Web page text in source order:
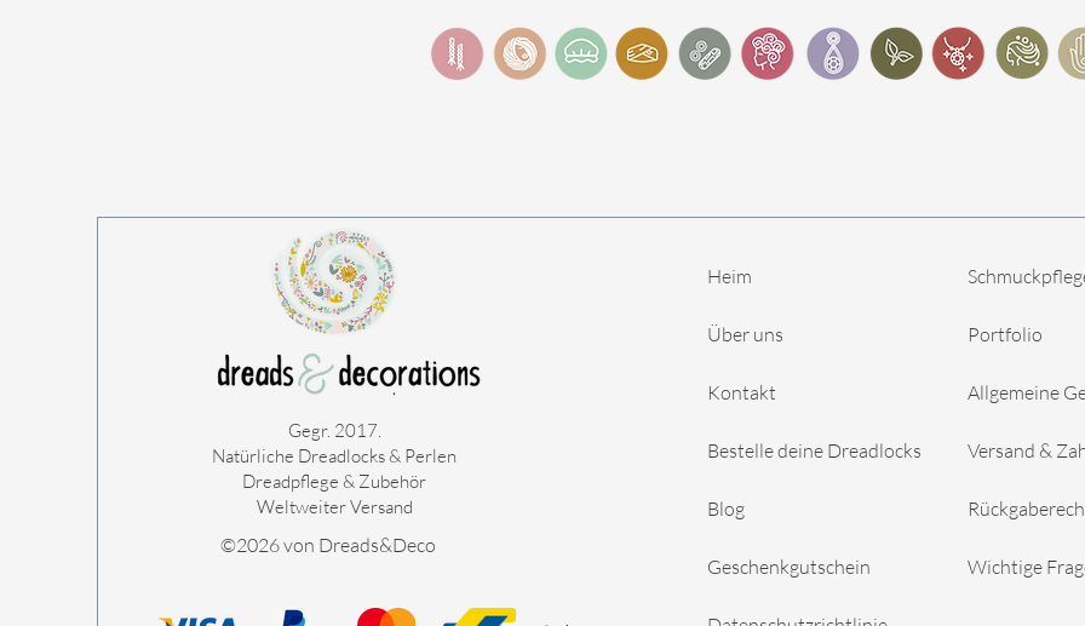
Gegr. 2017.
Natürliche Dreadlocks & Perlen
Dreadpflege & Zubehör
Weltweiter Versand
©2026 von Dreads&Deco
Heim
Über uns
Kontakt
Bestelle deine Dreadlocks
Blog
Geschenkgutschein
Portfolio
Allgemeine
Versand &
Wichtige